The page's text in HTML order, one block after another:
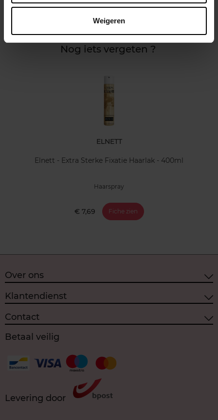
Weigeren
Kenmerken
Klantereview
Nog iets vergeten ?
ELNETT
Elnett - Extra Sterke Fixatie Haarlak - 400ml
Haarspray
€ 7,69 Fiche zien
Over ons
Klantendienst
Contact
Betaal veilig
Levering door